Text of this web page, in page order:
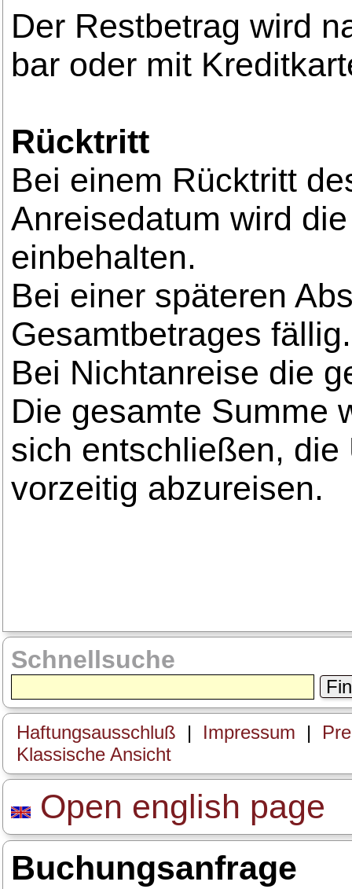
Der Restbetrag wird
bar oder mit
Rücktritt
Bei einem Rücktritt
Anreisedatum wird
einbehalten.
Bei einer späteren
Gesamtbetrages fällig.
Bei Nichtanreise die
Die gesamte Summe
sich entschließen,
vorzeitig abzureisen.
Schnellsuche
Haftungsausschluß | Impressum |
Klassische Ansicht
Open english page
Buchungsanfrage